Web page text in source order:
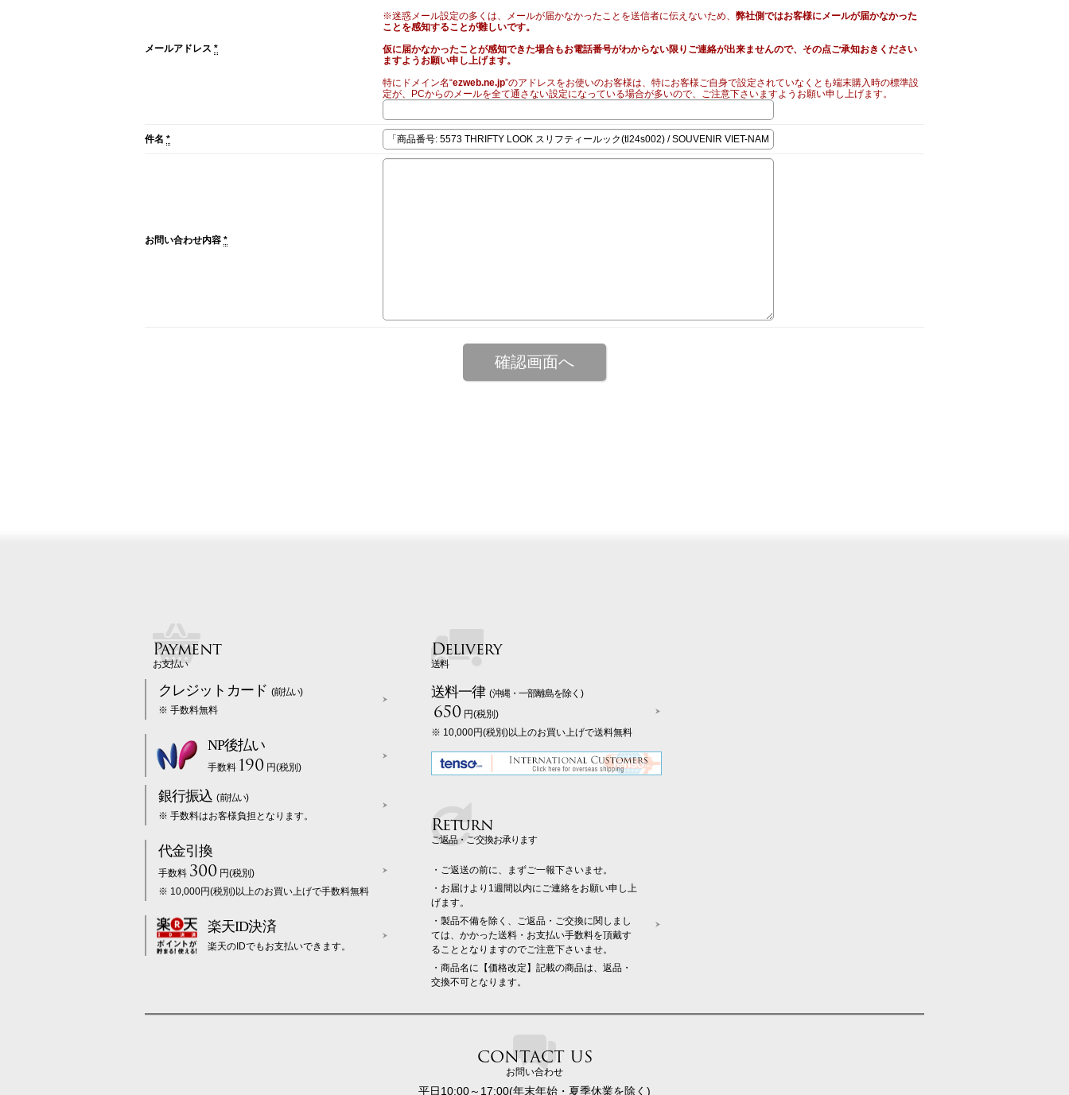
メールアドレス *
※迷惑メール設定の多くは、メールが届かなかったことを送信者に伝えないため、 弊社側ではお客様にメールが届かなかった
ことを感知することが難しいです。
仮に届かなかったことが感知できた場合もお電話番号がわからない限りご連絡が出来ませんので、その点ご承知おきください
ますようお願い申し上げます。
特にドメイン名“ezweb.ne.jp”のアドレスをお使いのお客様は、特にお客様ご自身で設定されていなくとも端末購入時の標準設
定が、PCからのメールを全て通さない設定になっている場合が多いので、ご注意下さいますようお願い申し上げます。
件名 *
お問い合わせ内容 *
Payment
お支払い
クレジットカード (前払い)
※ 手数料無料
NP後払い
手数料 190 円(税別)
銀行振込 (前払い)
※ 手数料はお客様負担となります。
代金引換
手数料 300 円(税別)
※ 10,000円(税別)以上のお買い上げで手数料無料
楽天ID決済
楽天のIDでもお支払いできます。
Delivery
送料
送料一律 (沖縄・一部離島を除く)
650 円(税別)
※ 10,000円(税別)以上のお買い上げで送料無料
Return
ご返品・ご交換お承ります
・ご返送の前に、まずご一報下さいませ。
・お届けより1週間以内にご連絡をお願い申し上
げます。
・製品不備を除く、ご返品・ご交換に関しまし
ては、かかった送料・お支払い手数料を頂戴す
ることとなりますのでご注意下さいませ。
・商品名に【価格改定】記載の商品は、返品・
交換不可となります。
CONTACT US
お問い合わせ
平日10:00～17:00(年末年始・夏季休業を除く)